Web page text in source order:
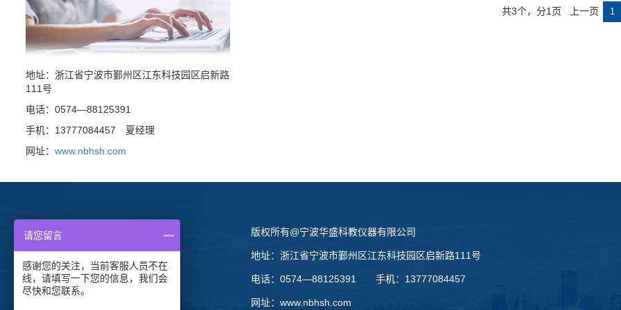
共3个，分1页 上一页 1
地址：浙江省宁波市鄞州区江东科技园区启新路
111号
电话：0574—88125391
手机：13777084457 夏经理
网址： www.nbhsh.com
版权所有@宁波华盛科教仪器有限公司
地址：浙江省宁波市鄞州区江东科技园区启新路111号
电话：0574—88125391 手机：13777084457
网址： www.nbhsh.com
请您留言
感谢您的关注，当前客服人员不在
线，请填写一下您的信息，我们会
尽快和您联系。